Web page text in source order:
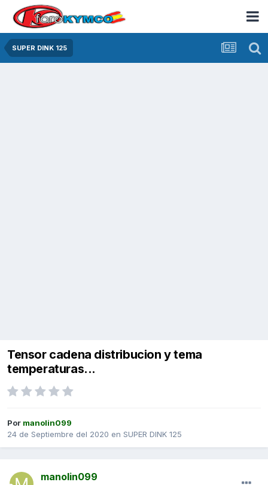
SUPER DINK 125
Tensor cadena distribucion y tema
temperaturas...
Por manolin099
24 de Septiembre del 2020 en SUPER DINK 125
manolin099